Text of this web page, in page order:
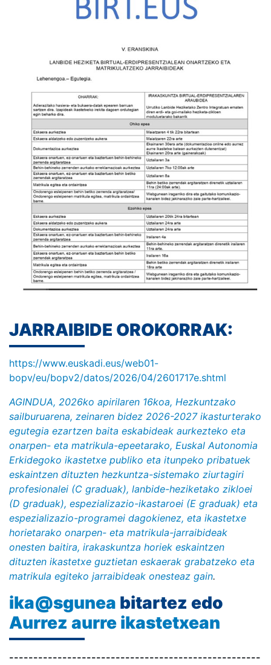
JARRAIBIDE OROKORRAK:
https://www.euskadi.eus/web01-
bopv/eu/bopv2/datos/2026/04/2601717e.shtml
AGINDUA, 2026ko apirilaren 16koa, Hezkuntzako
sailburuarena, zeinaren bidez 2026-2027 ikasturterako
egutegia ezartzen baita eskabideak aurkezteko eta
onarpen- eta matrikula-epeetarako, Euskal Autonomia
Erkidegoko ikastetxe publiko eta itunpeko pribatuek
eskaintzen dituzten hezkuntza-sistemako ziurtagiri
profesionalei (C graduak), lanbide-heziketako zikloei
(D graduak), espezializazio-ikastaroei (E graduak) eta
espezializazio-programei dagokienez, eta ikastetxe
horietarako onarpen- eta matrikula-jarraibideak
onesten baitira, irakaskuntza horiek eskaintzen
dituzten ikastetxe guztietan eskaerak grabatzeko eta
matrikula egiteko jarraibideak onesteaz gain.
ika@sgunea bitartez edo
Aurrez aurre ikastetxean
----------------------------------------------------